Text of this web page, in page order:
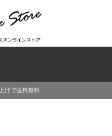
げで送料無料